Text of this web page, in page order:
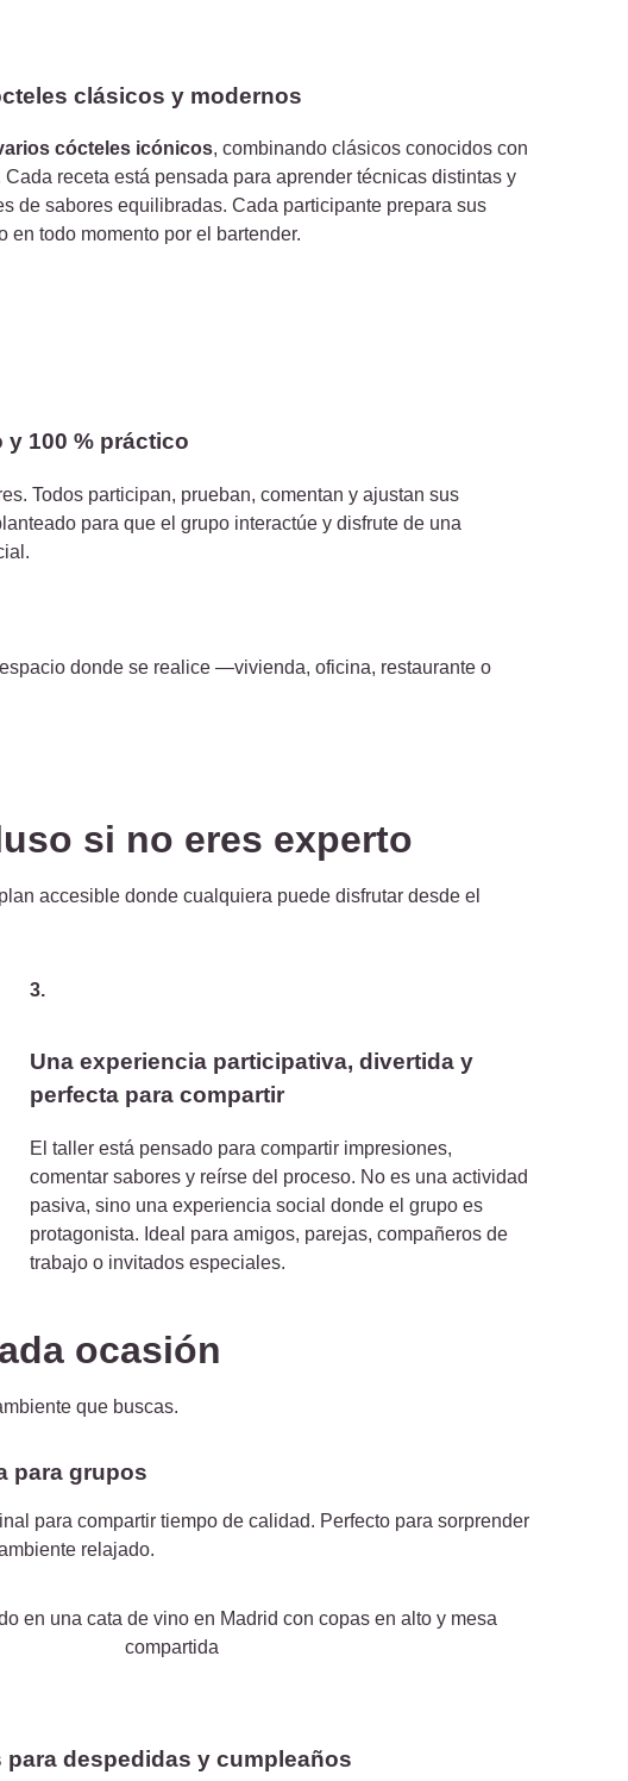
clásicos y modernos
cócteles icónicos, combinando clásicos conocidos con
receta está pensada para aprender técnicas distintas y
de sabores equilibradas. Cada participante prepara sus
en todo momento por el bartender.
100 % práctico
Todos participan, prueban, comentan y ajustan sus
para que el grupo interactúe y disfrute de una
donde se realice —vivienda, oficina, restaurante o
si no eres experto
accesible donde cualquiera puede disfrutar desde el
3.
Una experiencia participativa, divertida y
perfecta para compartir
El taller está pensado para compartir impresiones,
comentar sabores y reírse del proceso. No es una actividad
pasiva, sino una experiencia social donde el grupo es
protagonista. Ideal para amigos, parejas, compañeros de
trabajo o invitados especiales.
ocasión
que buscas.
para grupos
para compartir tiempo de calidad. Perfecto para sorprender
relajado.
para despedidas y cumpleaños